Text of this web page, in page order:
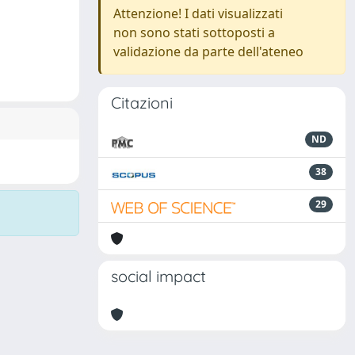
Attenzione! I dati visualizzati
non sono stati sottoposti a
validazione da parte dell'ateneo
Citazioni
ND
38
29
social impact